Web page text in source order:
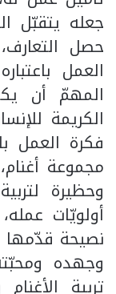
جعله يتقبّل
حصل
العمل
المهمّ أن
الكريمة
فكرة العمل
مجموعة
وحظيرة
أولويّات
نصيحة
وجهده
تربية